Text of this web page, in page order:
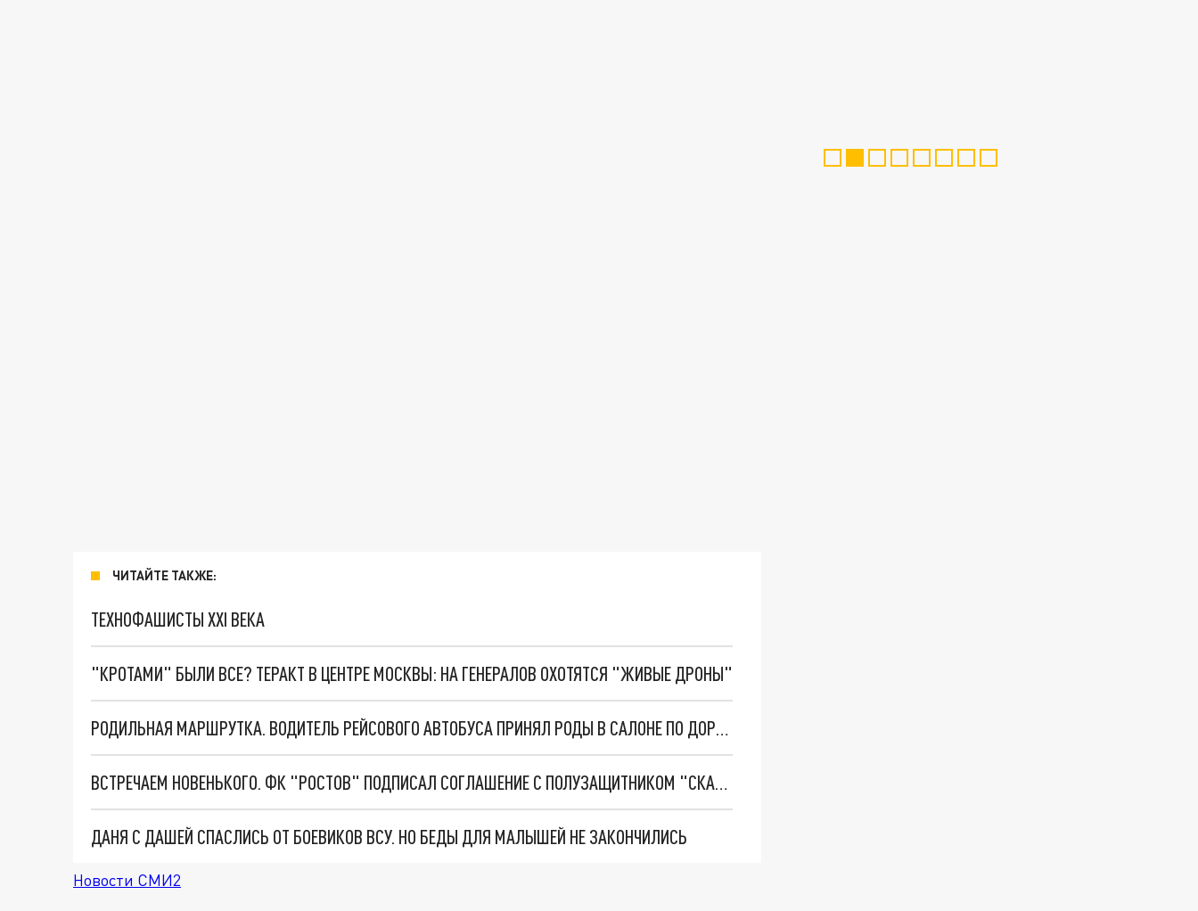
ЧИТАЙТЕ ТАКЖЕ:
ТЕХНОФАШИСТЫ XXI ВЕКА
"КРОТАМИ" БЫЛИ ВСЕ? ТЕРАКТ В ЦЕНТРЕ МОСКВЫ: НА ГЕНЕРАЛОВ ОХОТЯТСЯ "ЖИВЫЕ ДРОНЫ"
РОДИЛЬНАЯ МАРШРУТКА. ВОДИТЕЛЬ РЕЙСОВОГО АВТОБУСА ПРИНЯЛ РОДЫ В САЛОНЕ ПО ДОРОГЕ В РОСТОВ
ВСТРЕЧАЕМ НОВЕНЬКОГО. ФК "РОСТОВ" ПОДПИСАЛ СОГЛАШЕНИЕ С ПОЛУЗАЩИТНИКОМ "СКА-ХАБАРОВСК"
ДАНЯ С ДАШЕЙ СПАСЛИСЬ ОТ БОЕВИКОВ ВСУ. НО БЕДЫ ДЛЯ МАЛЫШЕЙ НЕ ЗАКОНЧИЛИСЬ
Новости СМИ2